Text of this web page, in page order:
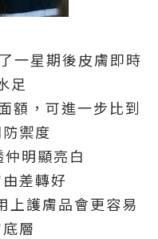
一星期後皮膚即時
足
額，可進一步比到
禦度
明顯亮白
差轉好
上護膚品會更容易
層